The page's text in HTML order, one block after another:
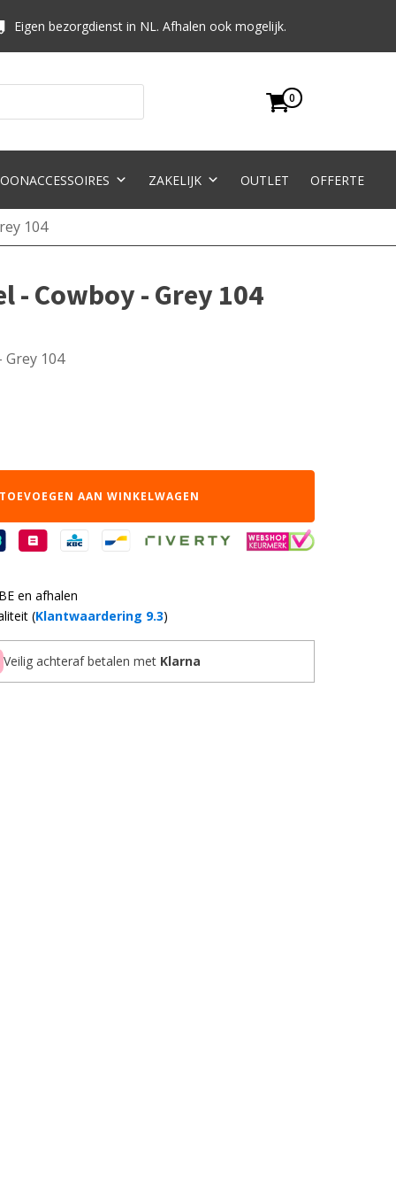
Eigen bezorgdienst in NL. Afhalen ook mogelijk.
0
ZAKELIJK OUTLET OFFERTE
104
- Cowboy - Grey 104
104
TOEVOEGEN AAN WINKELWAGEN
en afhalen
(Klantwaardering 9.3)
Veilig achteraf betalen met Klarna